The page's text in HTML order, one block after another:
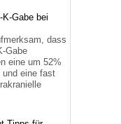
Gabe bei
dass
Gabe
eine um 52%
und eine fast